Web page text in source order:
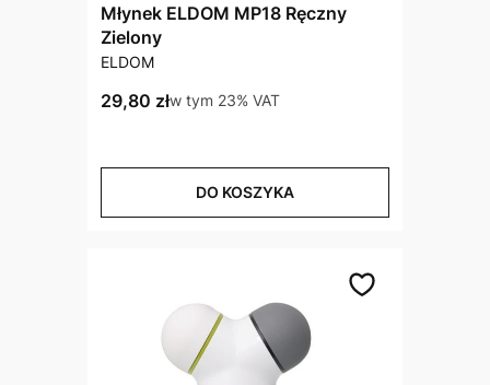
Młynek ELDOM MP18 Ręczny
Zielony
PRODUCENT
ELDOM
Cena brutto
29,80 złw tym %s VAT
w tym 23% VAT
DO KOSZYKA